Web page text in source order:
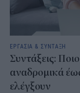
ΕΡΓΑΣΙΑ & ΣΥΝΤΑΞΗ
Συντάξεις:
αναδρομικά
ελέγξουν